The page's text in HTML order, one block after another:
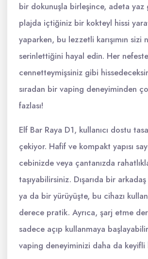
bir dokunuşla birleşince, adeta yaz
plajda içtiğiniz bir kokteyl hissi
yaparken, bu lezzetli karışımın sizi
serinlettiğini hayal edin. Her
cennetteymişsiniz gibi
sıradan bir vaping deneyiminden
fazlası!
Elf Bar Raya D1, kullanıcı dostu
çekiyor. Hafif ve kompakt yapısı
cebinizde veya çantanızda
taşıyabilirsiniz. Dışarıda bir
ya da bir yürüyüşte, bu cihazı
derece pratik. Ayrıca, şarj etme
sadece açıp kullanmaya
vaping deneyiminizi daha da